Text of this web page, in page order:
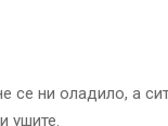
ни оладило, а
ушите.